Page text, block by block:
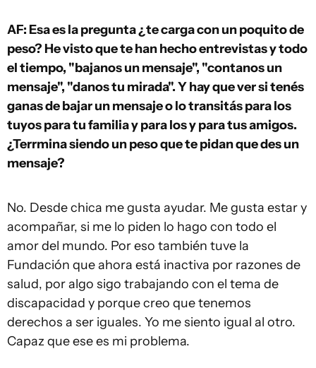
AF: Esa es la pregunta ¿te carga con un poquito de
peso? He visto que te han hecho entrevistas y todo
el tiempo, "bajanos un mensaje", "contanos un
mensaje", "danos tu mirada". Y hay que ver si tenés
ganas de bajar un mensaje o lo transitás para los
tuyos para tu familia y para los y para tus amigos.
¿Terrmina siendo un peso que te pidan que des un
mensaje?
No. Desde chica me gusta ayudar. Me gusta estar y
acompañar, si me lo piden lo hago con todo el
amor del mundo. Por eso también tuve la
Fundación que ahora está inactiva por razones de
salud, por algo sigo trabajando con el tema de
discapacidad y porque creo que tenemos
derechos a ser iguales. Yo me siento igual al otro.
Capaz que ese es mi problema.